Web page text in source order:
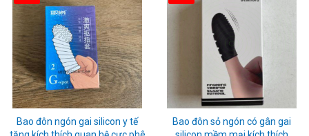
Bao đôn ngón gai silicon y tế
Bao đôn sỏ ngón có gân gai